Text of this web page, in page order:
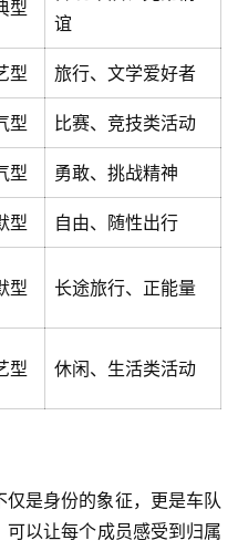
型
谊
型 旅行、文学爱好者
型 比赛、竞技类活动
型 勇敢、挑战精神
型 自由、随性出行
型 长途旅行、正能量
型 休闲、生活类活动
是身份的象征，更是车队
以让每个成员感受到归属